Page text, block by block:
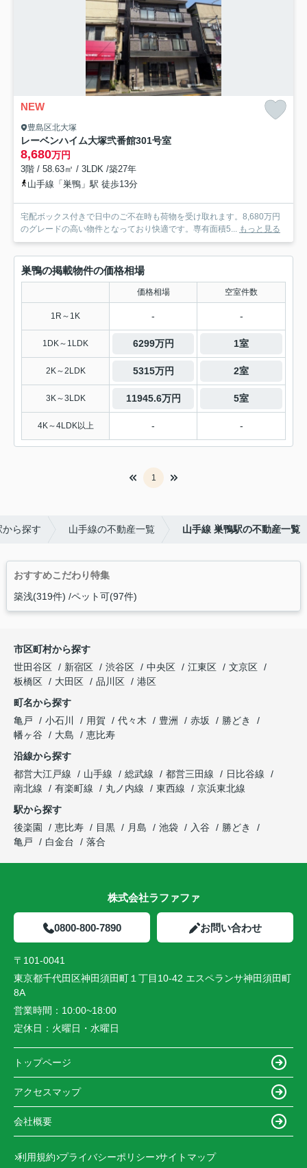
NEW
豊島区北大塚
レーベンハイム大塚弐番館301号室
8,680万円
3階 / 58.63㎡ / 3LDK /築27年
山手線「巣鴨」駅 徒歩13分
宅配ボックス付きで日中のご不在時も荷物を受け取れます。8,680万円
のグレードの高い物件となっており快適です。専有面積5... もっと見る
巣鴨の掲載物件の価格相場
価格相場 空室件数
1R～1K - -
1DK～1LDK 6299万円 1室
2K～2LDK 5315万円 2室
3K～3LDK 11945.6万円 5室
4K～4LDK以上 - -
1
ら探す 山手線の不動産一覧 山手線 巣鴨駅の不動産一覧
おすすめこだわり特集
築浅(319件) ペット可(97件)
市区町村から探す
世田谷区
新宿区 渋谷区 中央区 江東区
文京区
板橋区
大田区 品川区
港区
町名から探す
亀戸
小石川 用賀 代々木 豊洲 赤坂
勝どき
幡ヶ谷
大島
恵比寿
沿線から探す
都営大江戸線
山手線 総武線 都営三田線
日比谷線
南北線
有楽町線 丸ノ内線 東西線
京浜東北線
駅から探す
後楽園
恵比寿 目黒 月島 池袋 入谷
勝どき
亀戸
白金台 落合
株式会社ラファファ
0800-800-7890 お問い合わせ
〒101-0041
東京都千代田区神田須田町１丁目10-42 エスペランサ神田須田町
8A
営業時間： 10:00~18:00
定休日： 火曜日・水曜日
トップページ
アクセスマップ
会社概要
利用規約 プライバシーポリシー サイトマップ